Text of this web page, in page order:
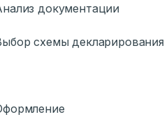
документации
схемы декларирования